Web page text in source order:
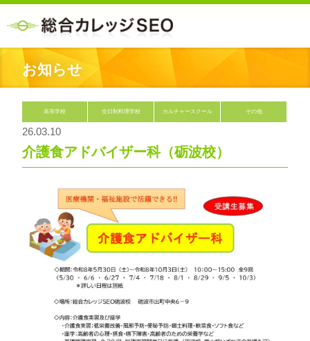
お知らせ
高等学校 全日制料理学校 カルチャースクール その他
26.03.10
介護食アドバイザー科（砺波校）